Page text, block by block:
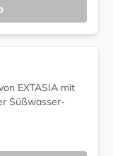
EXTASIA mit
Süßwasser-